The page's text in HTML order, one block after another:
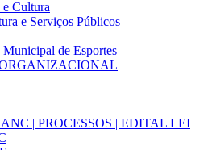
e Cultura
e Serviços Públicos
Municipal de Esportes
| PROCESSOS | EDITAL LEI